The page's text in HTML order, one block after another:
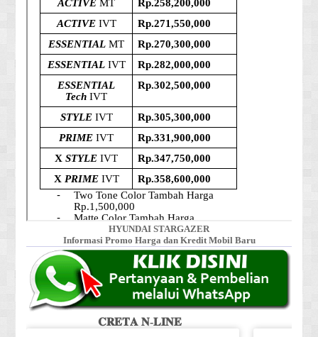
HYUNDAI STARGAZER
Informasi Promo Harga dan Kredit Mobil Baru
𝐂𝐑𝐄𝐓𝐀 𝐍-𝐋𝐈𝐍𝐄